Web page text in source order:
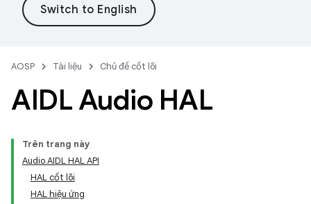
AOSP Tài liệu Chủ đề cốt lõi
AIDL Audio HAL
Trên trang này
Audio AIDL HAL API
HAL cốt lõi
HAL hiệu ứng